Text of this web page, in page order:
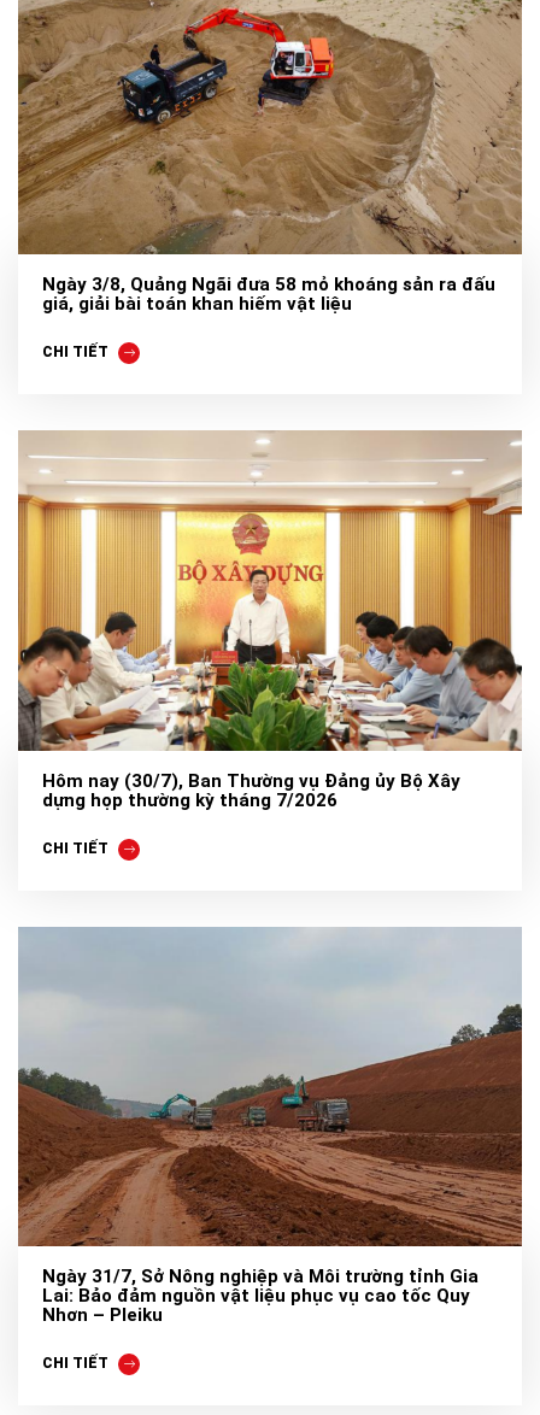
Ngày 3/8, Quảng Ngãi đưa 58 mỏ khoáng sản ra đấu
giá, giải bài toán khan hiếm vật liệu
CHI TIẾT
Hôm nay (30/7), Ban Thường vụ Đảng ủy Bộ Xây
dựng họp thường kỳ tháng 7/2026
CHI TIẾT
Ngày 31/7, Sở Nông nghiệp và Môi trường tỉnh Gia
Lai: Bảo đảm nguồn vật liệu phục vụ cao tốc Quy
Nhơn – Pleiku
CHI TIẾT